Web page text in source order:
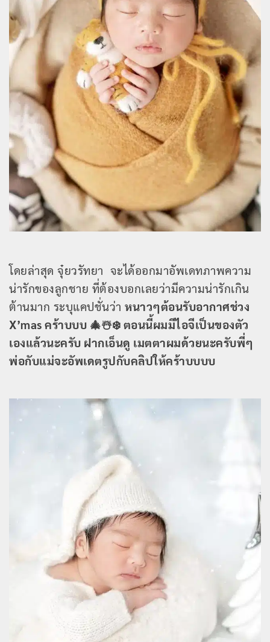
โดยล่าสุด จุ๋ยวรัทยา จะได้ออกมาอัพเดทภาพความ
น่ารักของลูกชาย ที่ต้องบอกเลยว่ามีความน่ารักเกิน
ต้านมาก ระบุแคปชั่นว่า หนาวๆต้อนรับอากาศช่วง
X’mas คร้าบบบ 🎄☃️❄️ ตอนนี้ผมมีไอจีเป็นของตัว
เองแล้วนะครับ ฝากเอ็นดู เมตตาผมด้วยนะครับพี่ๆ
พ่อกับแม่จะอัพเดตรูปกับคลิปให้คร้าบบบบ